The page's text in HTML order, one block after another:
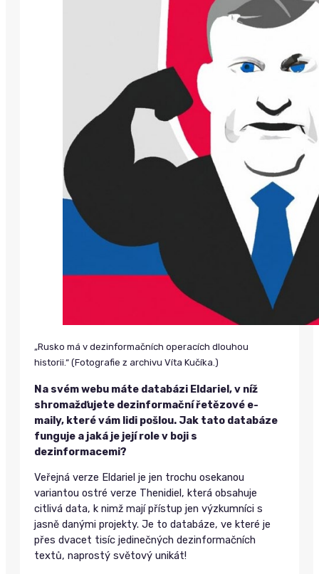
„Rusko má v dezinformačních operacích dlouhou
historii.“ (Fotografie z archivu Víta Kučíka.)
Na svém webu máte databázi Eldariel, v níž
shromažďujete dezinformační řetězové e-
maily, které vám lidi pošlou. Jak tato databáze
funguje a jaká je její role v boji s
dezinformacemi?
Veřejná verze Eldariel je jen trochu osekanou
variantou ostré verze Thenidiel, která obsahuje
citlivá data, k nimž mají přístup jen výzkumníci s
jasně danými projekty. Je to databáze, ve které je
přes dvacet tisíc jedinečných dezinformačních
textů, naprostý světový unikát!